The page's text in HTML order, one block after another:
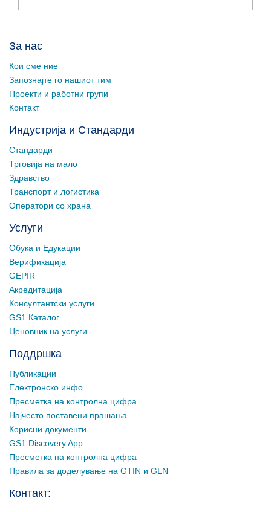
За нас
Кои сме ние
Запознајте го нашиот тим
Проекти и работни групи
Контакт
Индустрија и Стандарди
Стандарди
Трговија на мало
Здравство
Транспорт и логистика
Оператори со храна
Услуги
Обука и Едукации
Верификација
GEPIR
Акредитација
Консултантски услуги
GS1 Каталог
Ценовник на услуги
Поддршка
Публикации
Електронско инфо
Пресметка на контролна цифра
Најчесто поставени прашања
Корисни документи
GS1 Discovery App
Пресметка на контролна цифра
Правила за доделување на GTIN и GLN
Контакт: